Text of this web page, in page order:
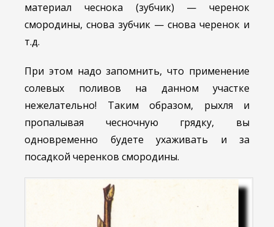
материал чеснока (зубчик) — черенок
смородины, снова зубчик — снова черенок и
т.д.
При этом надо запомнить, что применение
солевых поливов на данном участке
нежелательно! Таким образом, рыхля и
пропалывая чесночную грядку, вы
одновременно будете ухаживать и за
посадкой черенков смородины.